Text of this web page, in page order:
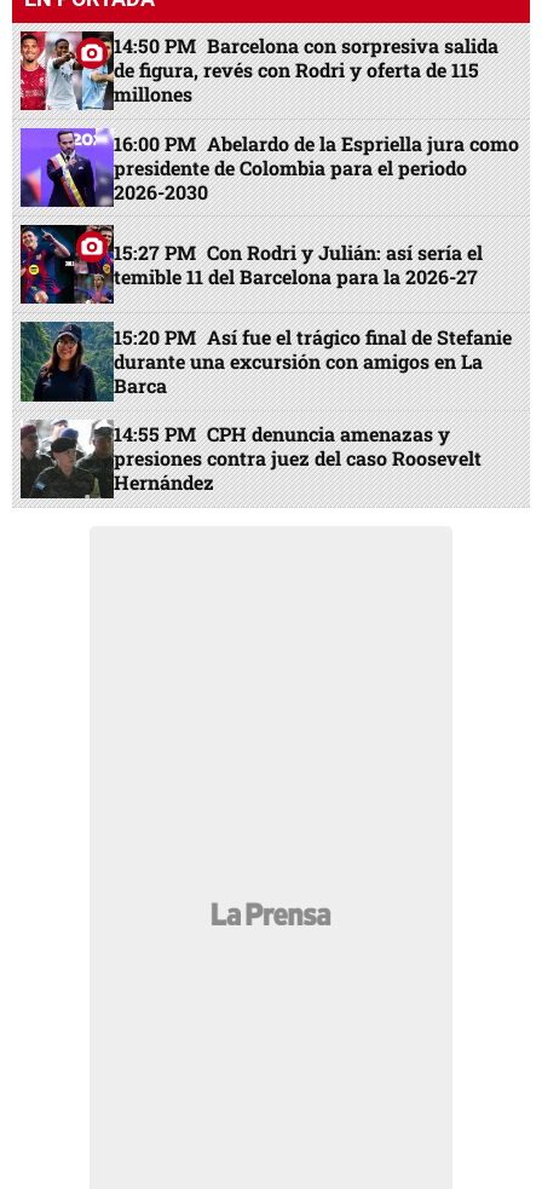
14:50 PM Barcelona con sorpresiva salida
de figura, revés con Rodri y oferta de 115
millones
16:00 PM Abelardo de la Espriella jura como
presidente de Colombia para el periodo
2026-2030
15:27 PM Con Rodri y Julián: así sería el
temible 11 del Barcelona para la 2026-27
15:20 PM Así fue el trágico final de Stefanie
durante una excursión con amigos en La
Barca
14:55 PM CPH denuncia amenazas y
presiones contra juez del caso Roosevelt
Hernández